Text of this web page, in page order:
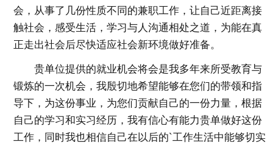
会，从事了几份性质不同的兼职工作，让自己近距离接
触社会，感受生活，学习与人沟通相处之道，为能在真
正走出社会后尽快适应社会新环境做好准备。
贵单位提供的就业机会将会是我多年来所受教育与
锻炼的一次机会，我殷切地希望能够在您们的带领和指
导下，为这份事业，为您们贡献自己的一份力量，根据
自己的学习和实习经历，我有信心有能力贵单做好这份
工作，同时我也相信自己在以后的`工作生活中能够切实